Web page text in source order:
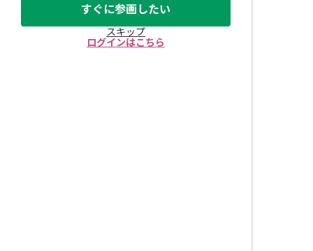
すぐに参画したい
スキップ
ログインはこちら